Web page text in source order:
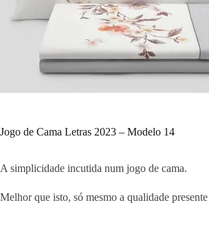
Jogo de Cama Letras 2023 – Modelo 14
A simplicidade incutida num jogo de cama.
Melhor que isto, só mesmo a qualidade